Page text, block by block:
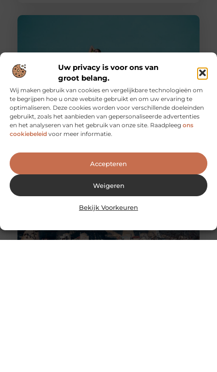
Uw privacy is voor ons van
groot belang.
Wij maken gebruik van cookies en vergelijkbare technologieën om
te begrijpen hoe u onze website gebruikt en om uw ervaring te
optimaliseren. Deze cookies worden voor verschillende doeleinden
gebruikt, zoals het aanbieden van gepersonaliseerde advertenties
en het analyseren van het gebruik van onze site. Raadpleeg ons
cookiebeleid voor meer informatie.
Accepteren
Weigeren
Bekijk Voorkeuren
Lekker in je eentje op vakantie
Voor sommige mensen is het een nachtmerrie, voor
anderen een zegen: alleen op vakantie. In beide gevallen